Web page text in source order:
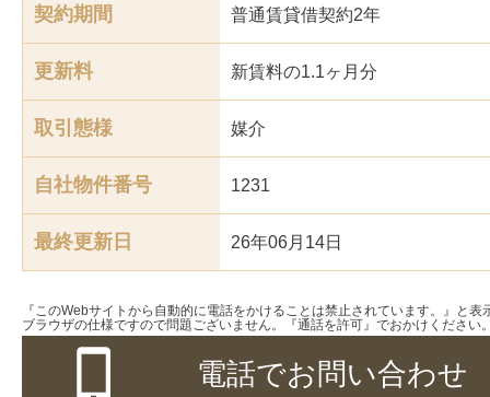
契約期間 普通賃貸借契約2年
更新料 新賃料の1.1ヶ月分
取引態様 媒介
自社物件番号 1231
最終更新日 26年06月14日
『このWebサイトから自動的に電話をかけることは禁止されています。』と
ブラウザの仕様ですので問題ございません。『通話を許可』でおかけください
電話でお問い合わせ